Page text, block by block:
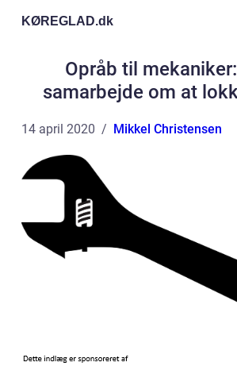
KØREGLAD.dk
Opråb til
samarbejde om at
14 april 2020 Mikkel Christensen